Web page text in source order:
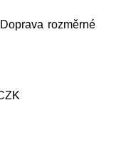
Doprava rozměrné